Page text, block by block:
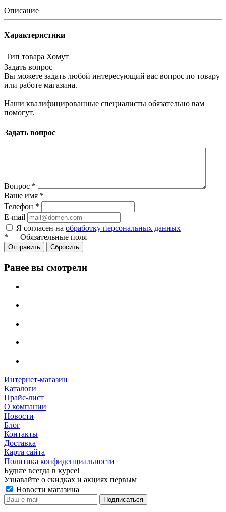
Описание
Характеристики
Тип товара Хомут
Задать вопрос
Вы можете задать любой интересующий вас вопрос по товару
или работе магазина.
Наши квалифицированные специалисты обязательно вам
помогут.
Задать вопрос
Вопрос *
Ваше имя *
Телефон *
E-mail
Я согласен на обработку персональных данных
* — Обязательные поля
Сбросить
Ранее вы смотрели
Интернет-магазин
Каталоги
Прайс-лист
О компании
Новости
Блог
Контакты
Доставка
Карта сайта
Политика конфиденциальности
Будьте всегда в курсе!
Узнавайте о скидках и акциях первым
Новости магазина